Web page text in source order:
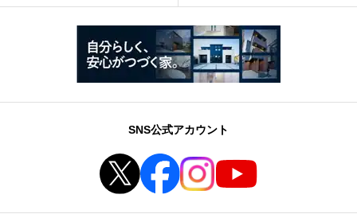
SNS公式アカウント